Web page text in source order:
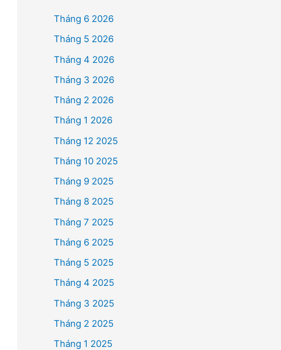
Tháng 6 2026
Tháng 5 2026
Tháng 4 2026
Tháng 3 2026
Tháng 2 2026
Tháng 1 2026
Tháng 12 2025
Tháng 10 2025
Tháng 9 2025
Tháng 8 2025
Tháng 7 2025
Tháng 6 2025
Tháng 5 2025
Tháng 4 2025
Tháng 3 2025
Tháng 2 2025
Tháng 1 2025